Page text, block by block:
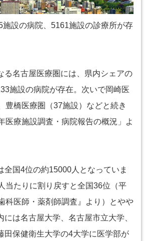
施設の病院、5161施設の診療所が存
る名古屋医療圏には、県内シェアの
施設の病院が存在。次いで岡崎医
豊橋医療圏（37施設）などと続き
医療施設調査・病院報告の概況」よ
全国4位の約15000人となっていま
当たりに割り戻すと全国36位（平
科医師・薬剤師調査』より）とやや
には名古屋大学、名古屋市立大学、
田保健衛生大学の4大学に医学部が